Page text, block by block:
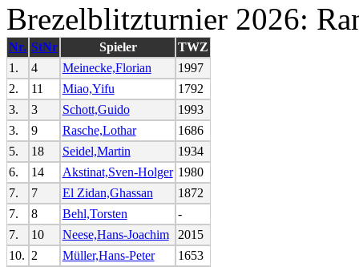
Brezelblitzturnier 2026:
Nr. StNr Spieler
TWZ
1.
4 Meinecke,Florian
1997
2.
11 Miao,Yifu
1792
3.
3 Schott,Guido
1993
3.
9 Rasche,Lothar
1686
5.
18 Seidel,Martin
1934
6.
14 Akstinat,Sven-Holger 1980
7.
7 El Zidan,Ghassan
1872
7.
8 Behl,Torsten
-
7.
10 Neese,Hans-Joachim
2015
10. 2 Müller,Hans-Peter
1653